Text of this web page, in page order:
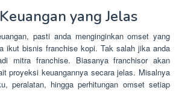
yang Jelas
pasti anda menginginkan omset yang
ikut bisnis franchise kopi. Tak salah jika anda
mitra franchise. Biasanya franchisor akan
proyeksi keuangannya secara jelas. Misalnya
peralatan, hingga perhitungan omset setiap